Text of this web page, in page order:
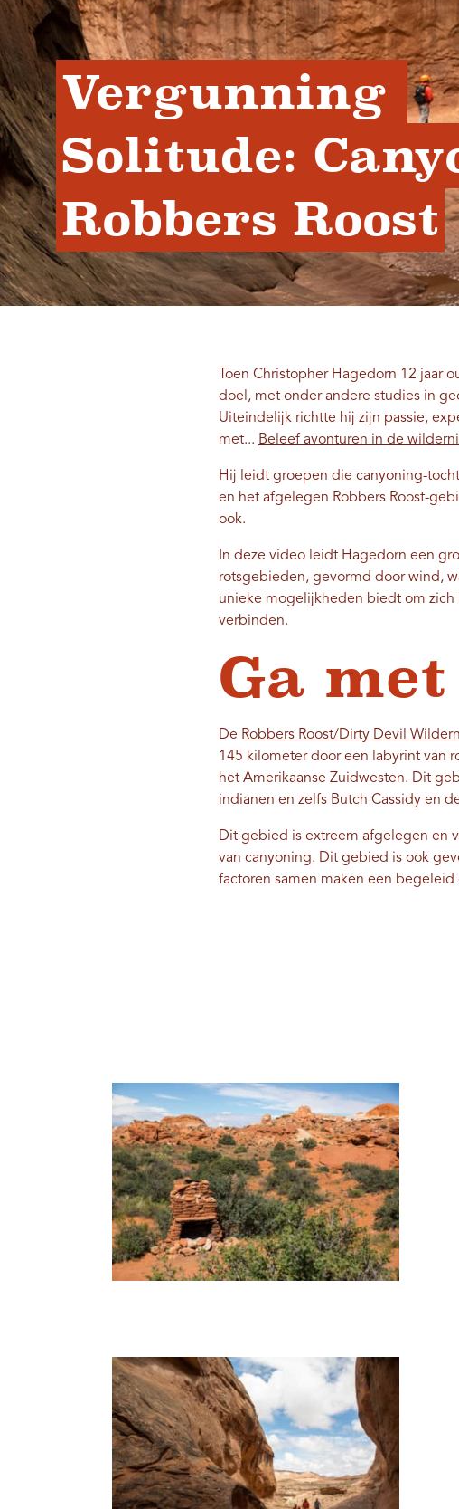
Vergunning
Solitude:
Robbers Roost
Toen Christopher Hagedorn 12 jaar
doel, met onder andere studies in
Uiteindelijk richtte hij zijn passie,
met... Beleef avonturen in de
Hij leidt groepen die canyoning-
en het afgelegen Robbers Roost-
ook.
In deze video leidt Hagedorn een
rotsgebieden, gevormd door wind,
unieke mogelijkheden biedt om zich
verbinden.
Ga
De Robbers Roost/Dirty Devil
145 kilometer door een labyrint van
het Amerikaanse Zuidwesten. Dit
indianen en zelfs Butch Cassidy en
Dit gebied is extreem afgelegen en
van canyoning. Dit gebied is ook
factoren samen maken een